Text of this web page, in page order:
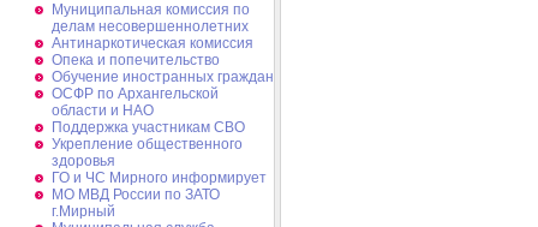
Муниципальная комиссия по
делам несовершеннолетних
Антинаркотическая комиссия
Опека и попечительство
Обучение иностранных граждан
ОСФР по Архангельской
области и НАО
Поддержка участникам СВО
Укрепление общественного
здоровья
ГО и ЧС Мирного информирует
МО МВД России по ЗАТО
г.Мирный